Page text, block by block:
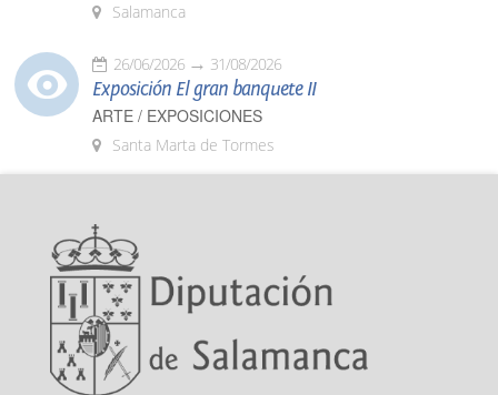
Salamanca
26/06/2026 31/08/2026
Exposición El gran banquete II
ARTE / EXPOSICIONES
Santa Marta de Tormes